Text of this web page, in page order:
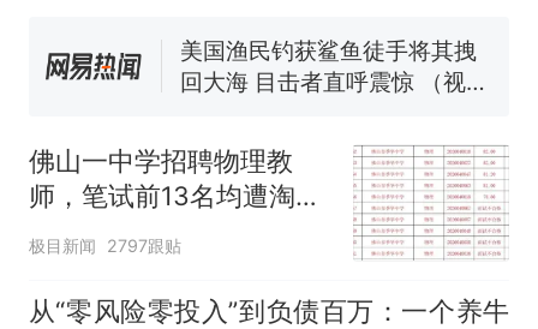
140多朵
美国渔民钓获鲨鱼徒手将其拽
回大海 目击者直呼震惊 （视频
官方通报
热
那个在床头放菜刀的女孩，
因老师一句“跟我回家”改写了
人生
佛山一中学招聘物理教
师，笔试前13名均遭淘
汰？教育局：已叫停招
极目新闻 2797跟贴
从“零风险零投入”到负债百万：一个养牛